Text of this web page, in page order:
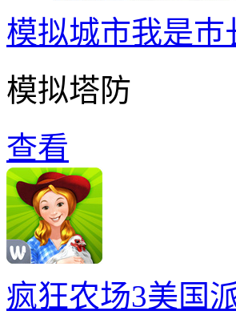
模拟城市我是巿
模拟塔防
查看
疯狂农场3美国